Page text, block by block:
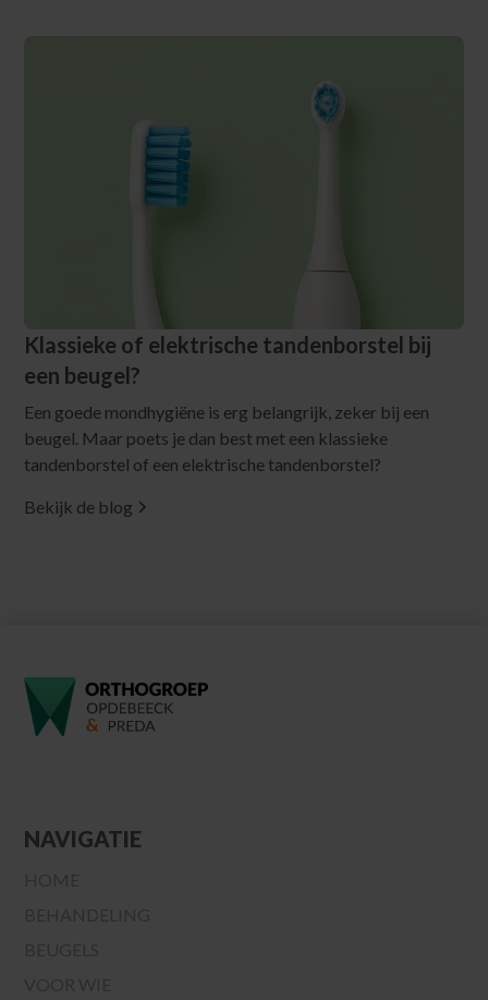
Klassieke of elektrische tandenborstel bij
een beugel?
Een goede mondhygiëne is erg belangrijk, zeker bij een
beugel. Maar poets je dan best met een klassieke
tandenborstel of een elektrische tandenborstel?
Bekijk de blog
NAVIGATIE